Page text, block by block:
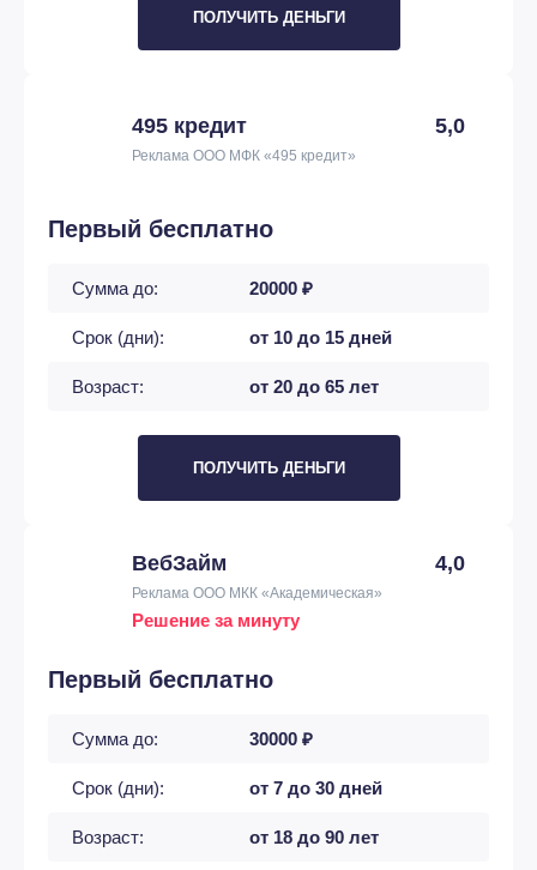
ПОЛУЧИТЬ ДЕНЬГИ
495 кредит 5,0
Реклама ООО МФК «495 кредит»
Первый бесплатно
Сумма до: 20000 ₽
Срок (дни): от 10 до 15 дней
Возраст: от 20 до 65 лет
ПОЛУЧИТЬ ДЕНЬГИ
ВебЗайм 4,0
Реклама ООО МКК «Академическая»
Решение за минуту
Первый бесплатно
Сумма до: 30000 ₽
Срок (дни): от 7 до 30 дней
Возраст: от 18 до 90 лет